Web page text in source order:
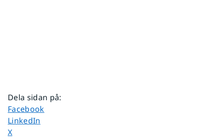
Dela sidan på:
Dela sidan på
Facebook
Dela sidan på
LinkedIn
Dela sidan på
X